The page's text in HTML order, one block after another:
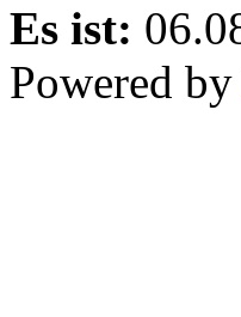
Es ist:
Powered by